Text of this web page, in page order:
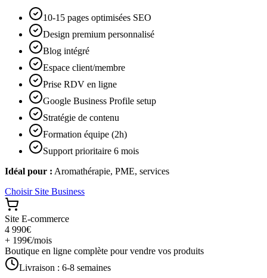
10-15 pages optimisées SEO
Design premium personnalisé
Blog intégré
Espace client/membre
Prise RDV en ligne
Google Business Profile setup
Stratégie de contenu
Formation équipe (2h)
Support prioritaire 6 mois
Idéal pour : Aromathérapie, PME, services
Choisir Site Business
Site E-commerce
4 990€
+ 199€/mois
Boutique en ligne complète pour vendre vos produits
Livraison : 6-8 semaines